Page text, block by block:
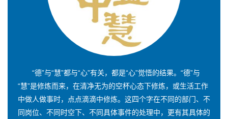
“德”与“慧”都与“心”有关，都是“心”觉悟的结果。“德”与
“慧”是修炼而来，在清净无为的空杯心态下修炼，或生活工作
中做人做事时，点点滴滴中修炼。这四个字在不同的部门、不
同岗位、不同时空下、不同具体事件的处理中，更有其具体的